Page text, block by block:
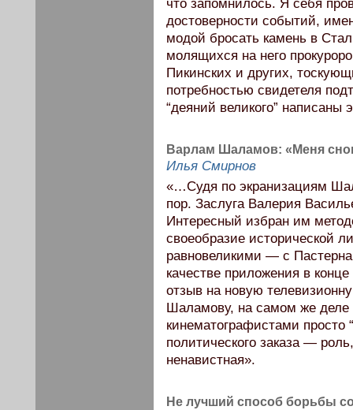
что запомнилось. Я себя
достоверности событий,
модой бросать камень в
молящихся на него
Пикинских и других,
потребностью свидетеля
“деяний великого” написаны
Варлам Шаламов: «Меня
Илья Смирнов
«…Судя по экранизациям
пор. Заслуга Валерия
Интересный избран им
своеобразие исторической
равновеликими — с
качестве приложения в
отзыв на новую
Шаламову, на самом же деле
кинематографистами просто
политического заказа —
ненавистная».
Не лучший способ борьбы